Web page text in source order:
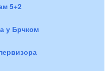
5+2
у Брчком